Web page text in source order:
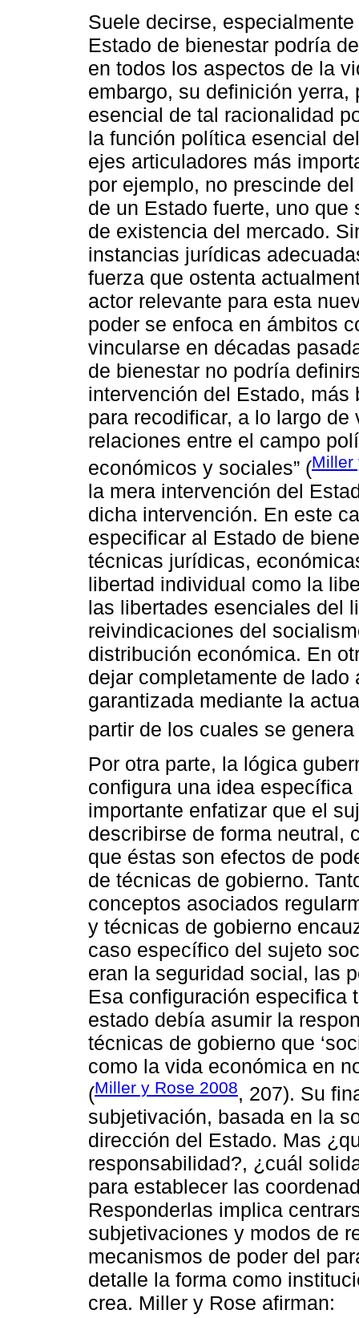
Suele decirse,
Estado de bienestar podría
en todos los aspectos de la
embargo, su definición
esencial de tal racionalidad
la función política esencial
ejes articuladores más
por ejemplo, no prescinde
de un Estado fuerte, uno
de existencia del mercado.
instancias jurídicas
fuerza que ostenta
actor relevante para esta
poder se enfoca en ámbitos
vincularse en décadas
de bienestar no podría
intervención del Estado, más
para recodificar, a lo largo
relaciones entre el campo
económicos y sociales” (Miller
la mera intervención del
dicha intervención. En este
especificar al Estado de
técnicas jurídicas,
libertad individual como la
las libertades esenciales del
reivindicaciones del
distribución económica. En
dejar completamente de
garantizada mediante la
partir de los cuales se
Por otra parte, la lógica
configura una idea específica
importante enfatizar que el
describirse de forma neutral,
que éstas son efectos de
de técnicas de gobierno.
conceptos asociados
y técnicas de gobierno
caso específico del sujeto
eran la seguridad social, las
Esa configuración especifica
estado debía asumir la
técnicas de gobierno que
como la vida económica en
(Miller y Rose 2008, 207). Su
subjetivación, basada en la
dirección del Estado. Mas
responsabilidad?, ¿cuál
para establecer las
Responderlas implica
subjetivaciones y modos de
mecanismos de poder del
detalle la forma como
crea. Miller y Rose afirman: